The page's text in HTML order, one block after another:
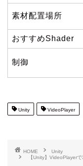
素材配置場所
おすすめShader
制御
Unity VideoPlayer
HOME
Unity
【Unity】VideoPlayer